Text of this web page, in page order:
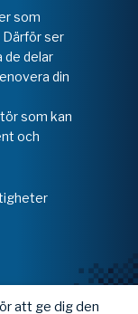
som
Därför ser
de delar
din
som kan
och
att ge dig den